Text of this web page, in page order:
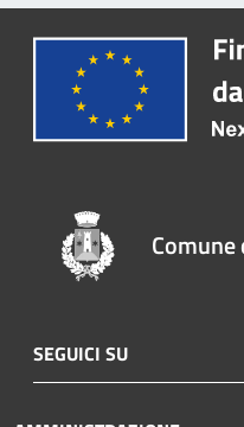
SEGUICI SU